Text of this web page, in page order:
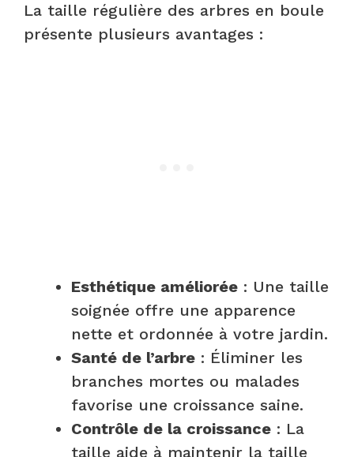
La taille régulière des arbres en boule
présente plusieurs avantages :
Esthétique améliorée : Une taille
soignée offre une apparence
nette et ordonnée à votre jardin.
Santé de l’arbre : Éliminer les
branches mortes ou malades
favorise une croissance saine.
Contrôle de la croissance : La
taille aide à maintenir la taille